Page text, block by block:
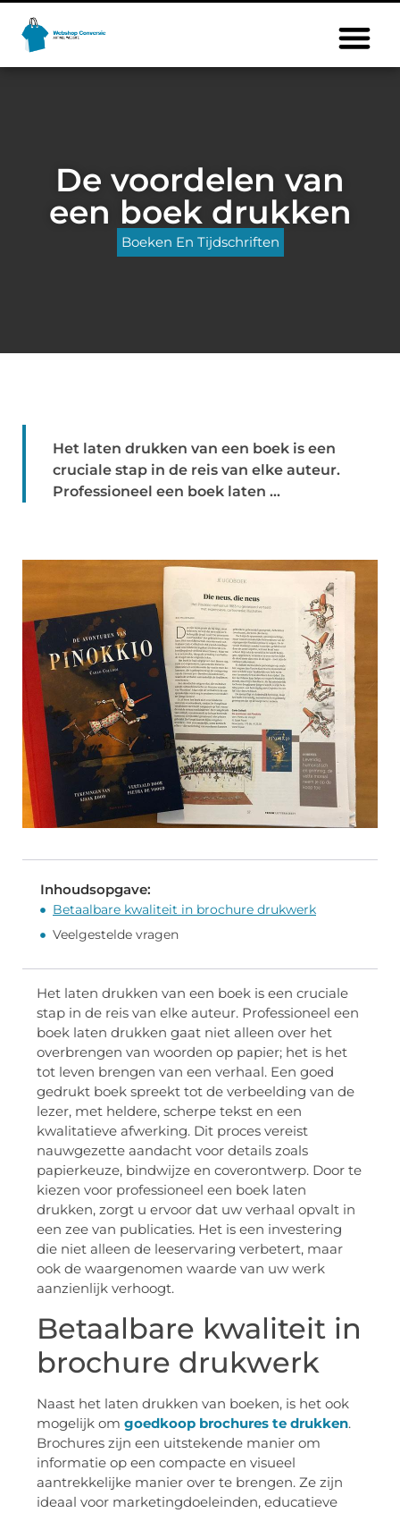
De voordelen van
een boek drukken
Boeken En Tijdschriften
Het laten drukken van een boek is een
cruciale stap in de reis van elke auteur.
Professioneel een boek laten ...
Inhoudsopgave:
Betaalbare kwaliteit in brochure drukwerk
Veelgestelde vragen
Het laten drukken van een boek is een cruciale
stap in de reis van elke auteur. Professioneel een
boek laten drukken gaat niet alleen over het
overbrengen van woorden op papier; het is het
tot leven brengen van een verhaal. Een goed
gedrukt boek spreekt tot de verbeelding van de
lezer, met heldere, scherpe tekst en een
kwalitatieve afwerking. Dit proces vereist
nauwgezette aandacht voor details zoals
papierkeuze, bindwijze en coverontwerp. Door te
kiezen voor professioneel een boek laten
drukken, zorgt u ervoor dat uw verhaal opvalt in
een zee van publicaties. Het is een investering
die niet alleen de leeservaring verbetert, maar
ook de waargenomen waarde van uw werk
aanzienlijk verhoogt.
Betaalbare kwaliteit in
brochure drukwerk
Naast het laten drukken van boeken, is het ook
mogelijk om goedkoop brochures te drukken.
Brochures zijn een uitstekende manier om
informatie op een compacte en visueel
aantrekkelijke manier over te brengen. Ze zijn
ideaal voor marketingdoeleinden, educatieve